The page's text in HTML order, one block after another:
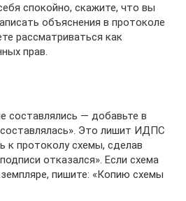
спокойно, скажите, что вы
объяснения в протоколе
рассматриваться как
прав.
составлялись — добавьте в
Это лишит ИДПС
к протоколу схемы, сделав
отказался». Если схема
пишите: «Копию схемы